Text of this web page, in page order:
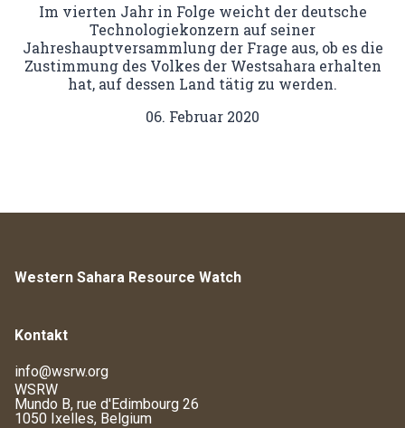
Im vierten Jahr in Folge weicht der deutsche
Technologiekonzern auf seiner
Jahreshauptversammlung der Frage aus, ob es die
Zustimmung des Volkes der Westsahara erhalten
hat, auf dessen Land tätig zu werden.
06. Februar 2020
Western Sahara Resource Watch
Kontakt
info@wsrw.org
WSRW
Mundo B, rue d'Edimbourg 26
1050 Ixelles, Belgium